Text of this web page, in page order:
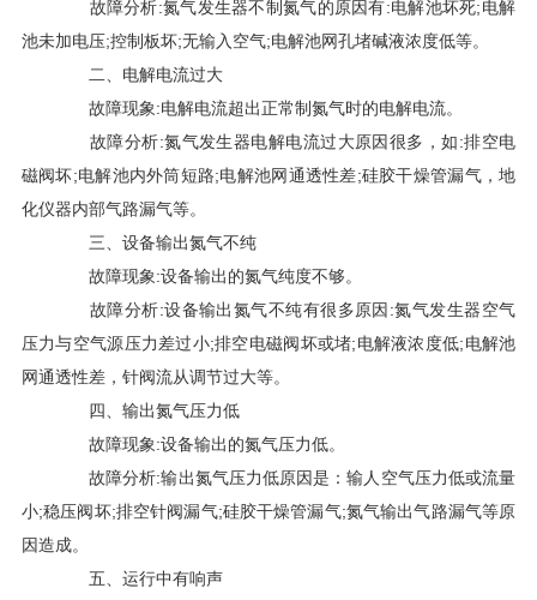
故障分析:氮气发生器不制氮气的原因有:电解池坏死;电解
池未加电压;控制板坏;无输入空气;电解池网孔堵碱液浓度低等。
二、电解电流过大
故障现象:电解电流超出正常制氮气时的电解电流。
故障分析:氮气发生器电解电流过大原因很多，如:排空电
磁阀坏;电解池内外筒短路;电解池网通透性差;硅胶干燥管漏气，地
化仪器内部气路漏气等。
三、设备输出氮气不纯
故障现象:设备输出的氮气纯度不够。
故障分析:设备输出氮气不纯有很多原因:氮气发生器空气
压力与空气源压力差过小;排空电磁阀坏或堵;电解液浓度低;电解池
网通透性差，针阀流从调节过大等。
四、输出氮气压力低
故障现象:设备输出的氮气压力低。
故障分析:输出氮气压力低原因是：输人空气压力低或流量
小;稳压阀坏;排空针阀漏气;硅胶干燥管漏气;氮气输出气路漏气等原
因造成。
五、运行中有响声